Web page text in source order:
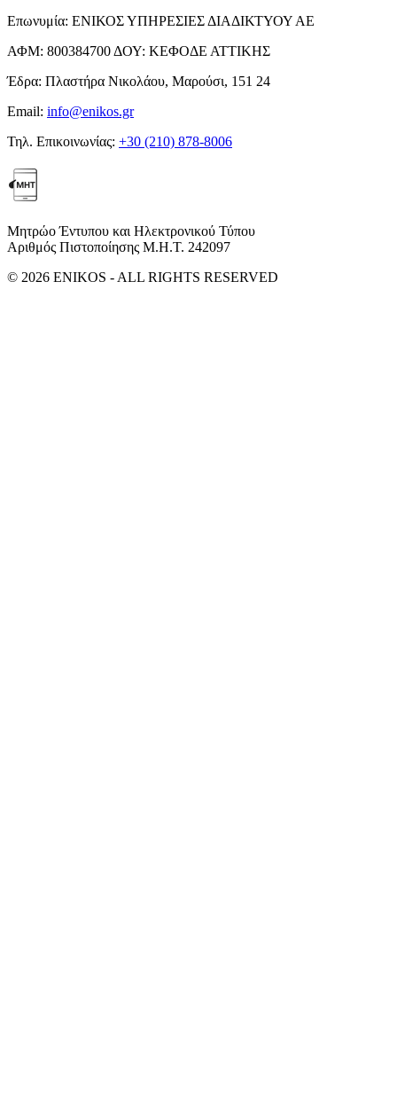
Επωνυμία: ΕΝΙΚΟΣ ΥΠΗΡΕΣΙΕΣ ΔΙΑΔΙΚΤΥΟΥ ΑΕ
ΑΦΜ: 800384700 ΔΟΥ: ΚΕΦΟΔΕ ΑΤΤΙΚΗΣ
Έδρα: Πλαστήρα Νικολάου, Μαρούσι, 151 24
Email: info@enikos.gr
Τηλ. Επικοινωνίας: +30 (210) 878-8006
Μητρώο Έντυπου και Ηλεκτρονικού Τύπου
Αριθμός Πιστοποίησης Μ.Η.Τ. 242097
© 2026 ENIKOS - ALL RIGHTS RESERVED